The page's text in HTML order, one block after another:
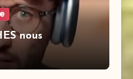
nous